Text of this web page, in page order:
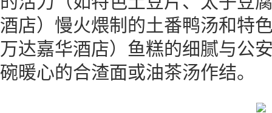
酒店）慢火煨制的土番鸭汤和特
万达嘉华酒店）鱼糕的细腻与公
碗暖心的合渣面或油茶汤作结。